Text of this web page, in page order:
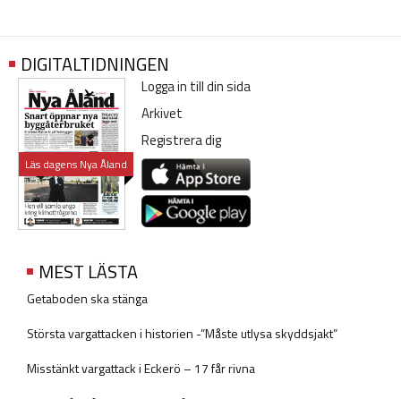
DIGITALTIDNINGEN
Läs dagens Nya Åland
Logga in till din sida
Arkivet
Registrera dig
MEST LÄSTA
Getaboden ska stänga
Största vargattacken i historien -”Måste utlysa skyddsjakt”
Misstänkt vargattack i Eckerö – 17 får rivna